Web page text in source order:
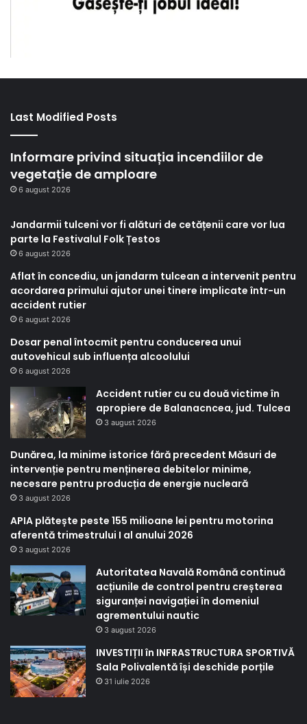
Last Modified Posts
Informare privind situația incendiilor de
vegetație de amploare
6 august 2026
Jandarmii tulceni vor fi alături de cetățenii care vor lua
parte la Festivalul Folk Țestos
6 august 2026
Aflat în concediu, un jandarm tulcean a intervenit pentru
acordarea primului ajutor unei tinere implicate într-un
accident rutier
6 august 2026
Dosar penal întocmit pentru conducerea unui
autovehicul sub influența alcoolului
6 august 2026
Accident rutier cu cu două victime în
apropiere de Balanacncea, jud. Tulcea
3 august 2026
Dunărea, la minime istorice fără precedent Măsuri de
intervenție pentru menținerea debitelor minime,
necesare pentru producția de energie nucleară
3 august 2026
APIA plătește peste 155 milioane lei pentru motorina
aferentă trimestrului I al anului 2026
3 august 2026
Autoritatea Navală Română continuă
acțiunile de control pentru creșterea
siguranței navigației în domeniul
agrementului nautic
3 august 2026
INVESTIȚII în INFRASTRUCTURA SPORTIVĂ
Sala Polivalentă își deschide porțile
31 iulie 2026